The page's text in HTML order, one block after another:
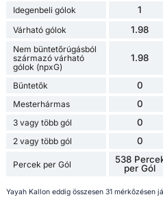
Idegenbeli gólok 1
Várható gólok 1.98
Nem büntetőrúgásból
származó várható
gólok (npxG)
1.98
Büntetők 0
Mesterhármas 0
3 vagy több gól 0
2 vagy több gól 0
Percek per Gól
538
per Gól
Yayah Kallon eddig összesen 31 mérkőzésen